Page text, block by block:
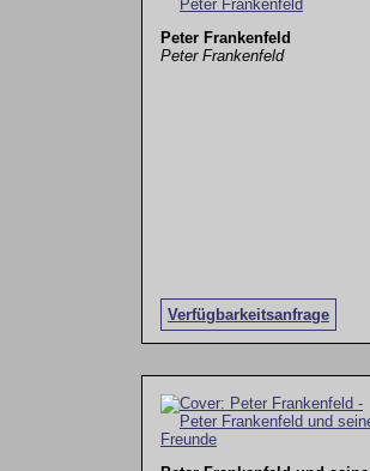
Peter Frankenfeld
Peter Frankenfeld
Verfügbarkeitsanfrage